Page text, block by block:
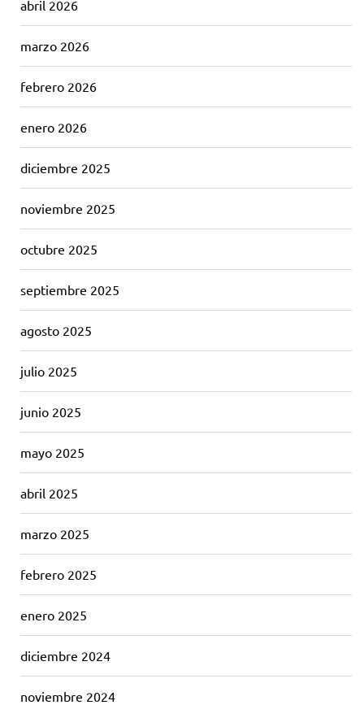
abril 2026
marzo 2026
febrero 2026
enero 2026
diciembre 2025
noviembre 2025
octubre 2025
septiembre 2025
agosto 2025
julio 2025
junio 2025
mayo 2025
abril 2025
marzo 2025
febrero 2025
enero 2025
diciembre 2024
noviembre 2024